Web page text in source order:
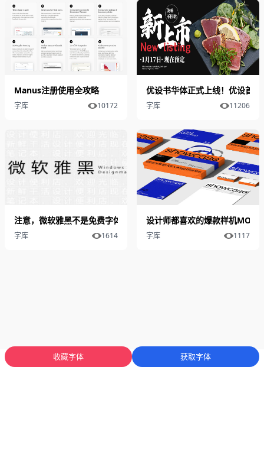
​Manus注册使用全攻略
字库 10172
优设书华体正式上线！优设首
字库 11206
注意，微软雅黑不是免费字体
字库 1614
设计师都喜欢的爆款样机
字库 1117
收藏字体 获取字体